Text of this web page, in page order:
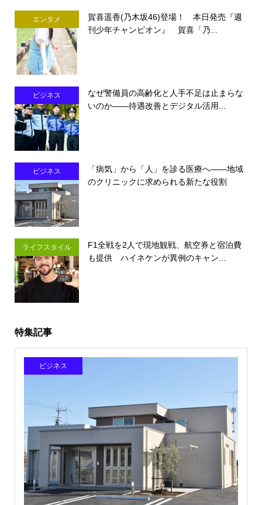
エンタメ
賀喜遥香(乃木坂46)登場！ 本日発売『週
刊少年チャンピオン』 賀喜「乃...
ビジネス
なぜ警備員の高齢化と人手不足は止まらな
いのか――待遇改善とデジタル活用...
ビジネス
「病気」から「人」を診る医療へ――地域
のクリニックに求められる新たな役割
ライフスタイル
F1全戦を2人で現地観戦、航空券と宿泊費
も提供 ハイネケンが異例のキャン...
特集記事
ビジネス